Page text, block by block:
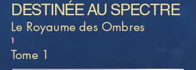
DESTINÉE AU SPECTRE
Le Royaume des Ombres
1
Tome 1